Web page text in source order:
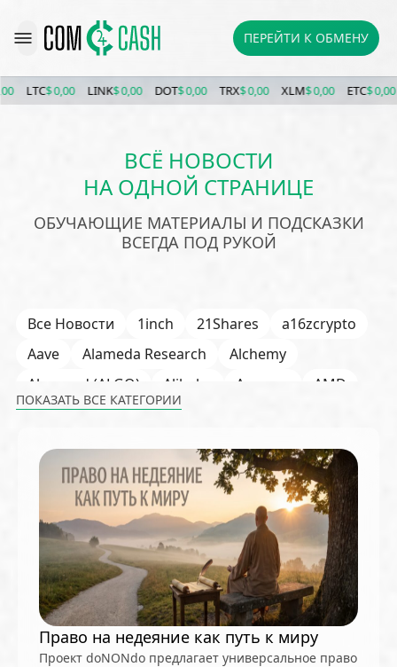
ПЕРЕЙТИ К ОБМЕНУ
$ 0,00 LINK $ 0,00 DOT $ 0,00 TRX $ 0,00 XLM $ 0,00 ETC$ 0,00
ВСЁ НОВОСТИ
НА ОДНОЙ СТРАНИЦЕ
ОБУЧАЮЩИЕ МАТЕРИАЛЫ И ПОДСКАЗКИ
ВСЕГДА ПОД РУКОЙ
Все Новости 1inch 21Shares
a16zcrypto
Aave
Alameda Research
Alchemy
Algorand (ALGO)
Alibaba Amazon
AMD
AML / KYC
Anchorage
Apple
Arbitrum (ARB) Arkham
AscendEX
AZTEC B2B Base
Bernstein
Binance
BIS Bitcoin Core
Bitcoin Pizza Day
Bitfarms
Bitfinex Bitget
Bithumb
BitMEX
BitOK Bitwise BlackRock
Block
Bloomberg
BNB Chain
BNP Paribas
Börse Stuttgart
BTCFi Bullish
Bybit
Canaan
Cardano (ADA) CBDC
CertiK
ПОКАЗАТЬ ВСЕ КАТЕГОРИИ
Право на недеяние как путь к миру
Проект doNONdo предлагает универсальное право